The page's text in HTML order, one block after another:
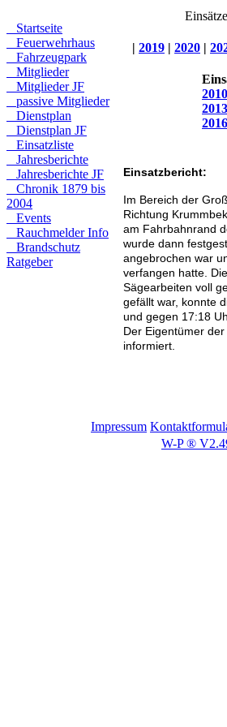
Startseite
Feuerwehrhaus
Fahrzeugpark
Mitglieder
Mitglieder JF
passive Mitglieder
Dienstplan
Dienstplan JF
Einsatzliste
Jahresberichte
Jahresberichte JF
Chronik 1879 bis
2004
Events
Rauchmelder Info
Brandschutz
Ratgeber
| 2019 | 2020 |
2010
2013
2016
Einsatzbericht:
Im Bereich der
Richtung
am Fahrbahnrand
wurde dann
angebrochen war
verfangen hatte.
Sägearbeiten voll
gefällt war, konnte
und gegen 17:18
Der Eigentümer
informiert.
Impressum
W-P ®